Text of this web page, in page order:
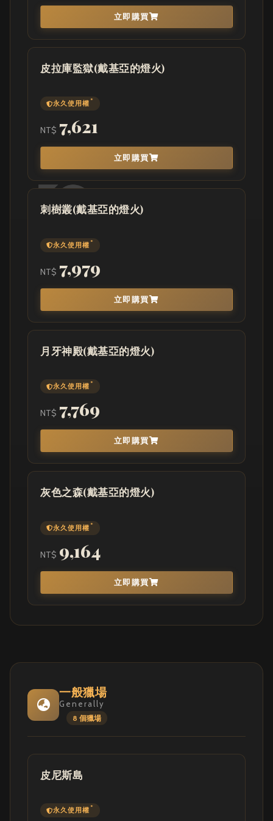
立即購買
皮拉庫監獄(戴基亞的燈火)
永久使用權*
NT$ 7,621
立即購買
刺樹叢(戴基亞的燈火)
永久使用權*
NT$ 7,979
立即購買
月牙神殿(戴基亞的燈火)
永久使用權*
NT$ 7,769
立即購買
灰色之森(戴基亞的燈火)
永久使用權*
NT$ 9,164
立即購買
一般獵場
Generally
8 個獵場
皮尼斯島
永久使用權*